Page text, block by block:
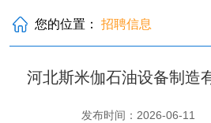
您的位置：招聘信息
河北斯米伽石油设备制造
发布时间：2026-06-11